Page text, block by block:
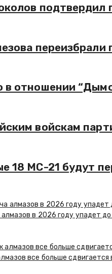
отношении
войскам
18 МС-21 будут
алмазов в 2026 году упадет
все больше